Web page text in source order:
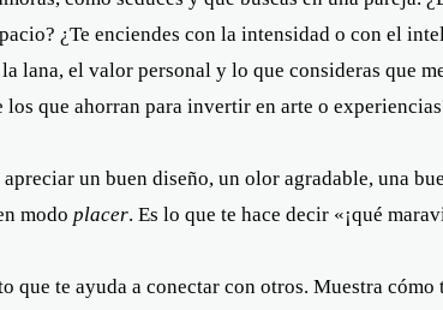
¿Te enciendes con la intensidad o con el
lana, el valor personal y lo que consideras que
los que ahorran para invertir en arte o
apreciar un buen diseño, un olor agradable, una
modo placer. Es lo que te hace decir «¡qué
que te ayuda a conectar con otros. Muestra